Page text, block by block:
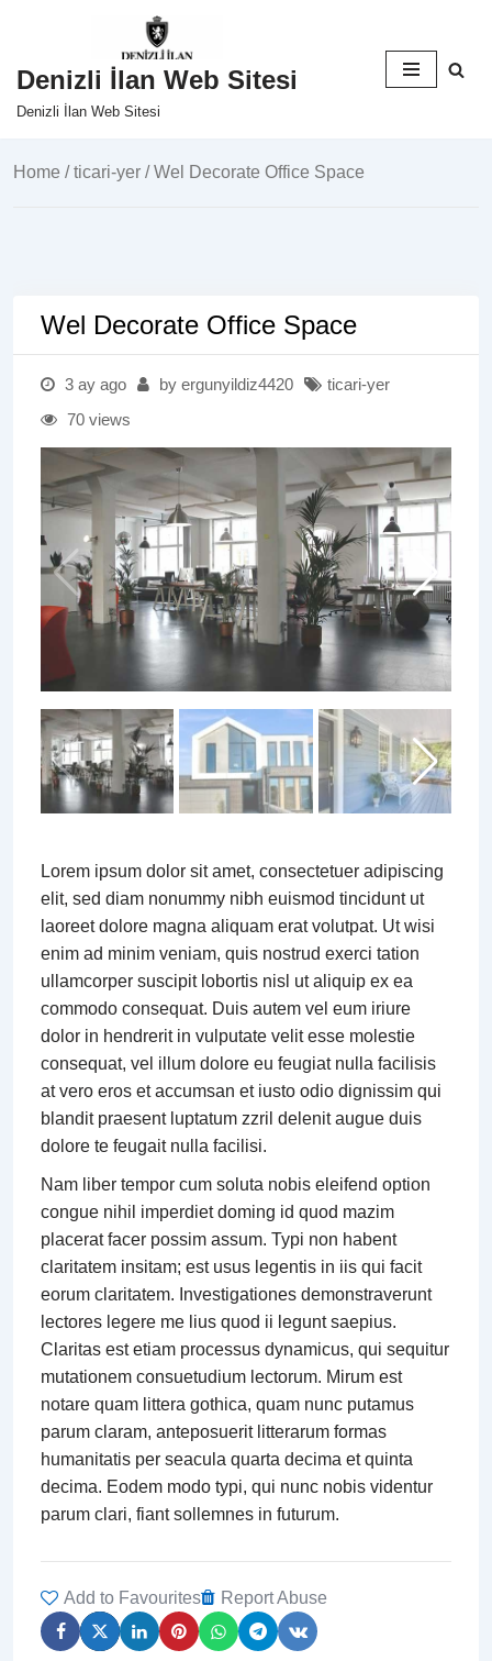
geç
Denizli İlan Web Sitesi
Denizli İlan Web Sitesi
Home /ticari-yer / Wel Decorate Office Space
Wel Decorate Office Space
3 ay ago by ergunyildiz4420
ticari-yer
70 views
Lorem ipsum dolor sit amet, consectetuer adipiscing
elit, sed diam nonummy nibh euismod tincidunt ut
laoreet dolore magna aliquam erat volutpat. Ut wisi
enim ad minim veniam, quis nostrud exerci tation
ullamcorper suscipit lobortis nisl ut aliquip ex ea
commodo consequat. Duis autem vel eum iriure
dolor in hendrerit in vulputate velit esse molestie
consequat, vel illum dolore eu feugiat nulla facilisis
at vero eros et accumsan et iusto odio dignissim qui
blandit praesent luptatum zzril delenit augue duis
dolore te feugait nulla facilisi.
Nam liber tempor cum soluta nobis eleifend option
congue nihil imperdiet doming id quod mazim
placerat facer possim assum. Typi non habent
claritatem insitam; est usus legentis in iis qui facit
eorum claritatem. Investigationes demonstraverunt
lectores legere me lius quod ii legunt saepius.
Claritas est etiam processus dynamicus, qui sequitur
mutationem consuetudium lectorum. Mirum est
notare quam littera gothica, quam nunc putamus
parum claram, anteposuerit litterarum formas
humanitatis per seacula quarta decima et quinta
decima. Eodem modo typi, qui nunc nobis videntur
parum clari, fiant sollemnes in futurum.
Add to Favourites Report Abuse